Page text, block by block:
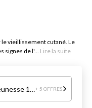
vieillissement cutané. Le
signes de l'... Lire la suite
Soin visage, le fondamental jeunesse 1H00+ 5 OFFRES